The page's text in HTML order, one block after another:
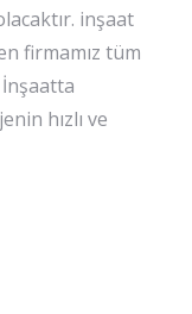
inşaat
firmamız tüm
hızlı ve